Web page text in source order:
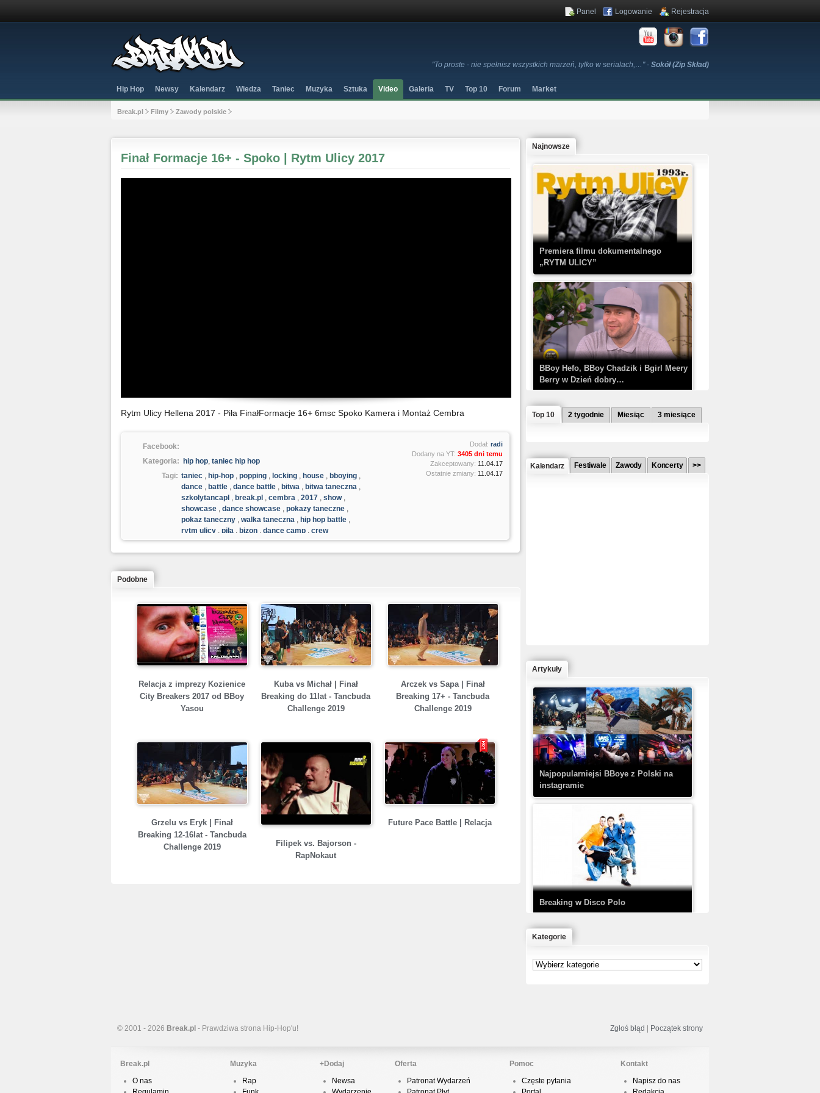
"To proste - nie spełnisz wszystkich marzeń, tylko w serialach,…" - Sokół (Zip Skład)
Panel Logowanie Rejestracja
Hip Hop Newsy Kalendarz Wiedza Taniec Muzyka Sztuka Video Galeria TV Top 10 Forum Market
Break.pl Filmy Zawody polskie
Finał Formacje 16+ - Spoko | Rytm Ulicy 2017
Rytm Ulicy Hellena 2017 - Piła FinałFormacje 16+ 6msc Spoko Kamera i Montaż Cembra
Facebook:
Kategoria:
hip hop, taniec hip hop
Tagi: taniec , hip-hop , popping , locking , house , bboying ,
dance , battle , dance battle , bitwa , bitwa taneczna ,
szkolytancapl , break.pl , cembra , 2017 , show,
showcase , dance showcase , pokazy taneczne ,
pokaz taneczny , walka taneczna , hip hop battle ,
rytm ulicy , piła , bizon , dance camp , crew
Dodał: radi
Dodany na YT: 3405 dni temu
Zakceptowany: 11.04.17
Ostatnie zmiany: 11.04.17
Podobne
Relacja z imprezy Kozienice
City Breakers 2017 od BBoy
Yasou
Kuba vs Michał | Finał
Breaking do 11lat - Tancbuda
Challenge 2019
Arczek vs Sapa | Finał
Breaking 17+ - Tancbuda
Challenge 2019
Grzelu vs Eryk | Finał
Breaking 12-16lat - Tancbuda
Challenge 2019
Filipek vs. Bajorson -
RapNokaut
Future Pace Battle | Relacja
Najnowsze
Premiera filmu dokumentalnego
„RYTM ULICY”
BBoy Hefo, BBoy Chadzik i Bgirl Meery
Berry w Dzień dobry…
Kaczorex w najnowszym klipie: HRYPA
– Kobieta z walizką
TEDE & SIR MICH - KICKDOWN /
DISCO NOIR
Prod. Chubeats, Scratch:…
KrisBo - Cienie
Top 10 2 tygodnie Miesiąc 3 miesiące
Kalendarz Festiwale Zawody Koncerty >>
Artykuły
Najpopularniejsi BBoye z Polski na
instagramie
Breaking w Disco Polo
Kategorie
© 2001 - 2026 Break.pl - Prawdziwa strona Hip-Hop'u! Zgłoś błąd | Początek strony
Break.pl
O nas
Muzyka
Rap
+Dodaj
Newsa
Oferta
Patronat Wydarzeń
Pomoc
Częste pytania
Kontakt
Napisz do nas